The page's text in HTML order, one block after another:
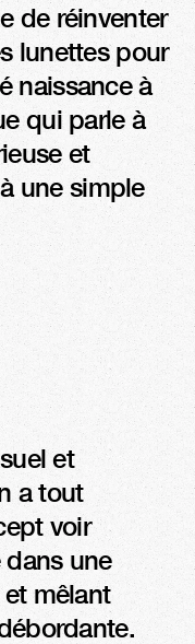
de réinventer
lunettes pour
naissance à
qui parle à
et
une simple
et
a tout
voir
une
mêlant